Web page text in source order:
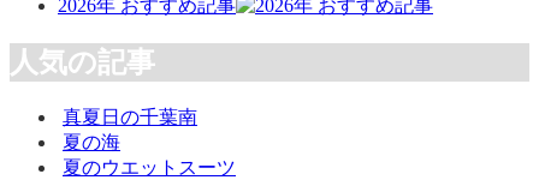
2026年 おすすめ記事
人気の記事
真夏日の千葉南
夏の海
夏のウエットスーツ